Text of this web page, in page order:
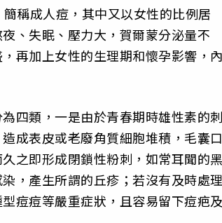
稱成人痘，其中又以女性的比例居
、失眠、壓力大，賀爾蒙分泌量不
再加上女性的生理期和懷孕影響，
四類，一是由於青春期時雄性素的
成表皮或老廢角質細胞堆積，毛囊
之即形成閉鎖性粉刺，如常耳聞的
，產生所謂的丘疹；若沒有及時處
痘痘等嚴重症狀，且容易留下痘疤